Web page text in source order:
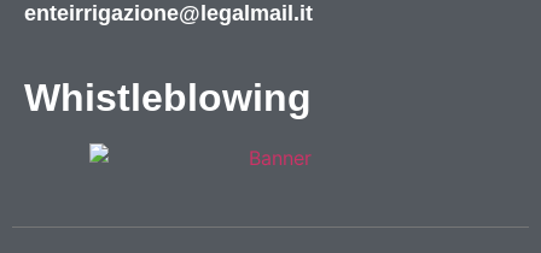
enteirrigazione@legalmail.it
Whistleblowing